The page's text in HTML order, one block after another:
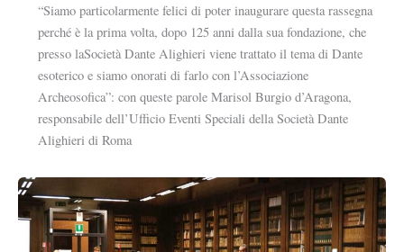
“Siamo particolarmente felici di poter inaugurare questa rassegna
perché è la prima volta, dopo 125 anni dalla sua fondazione, che
presso laSocietà Dante Alighieri viene trattato il tema di Dante
esoterico e siamo onorati di farlo con l’Associazione
Archeosofica”: con queste parole Marisol Burgio d’Aragona,
responsabile dell’Ufficio Eventi Speciali della Società Dante
Alighieri di Roma